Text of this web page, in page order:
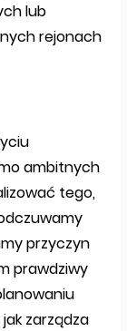
lub
rejonach
ambitnych
tego,
przyczyn
prawdziwy
zarządza